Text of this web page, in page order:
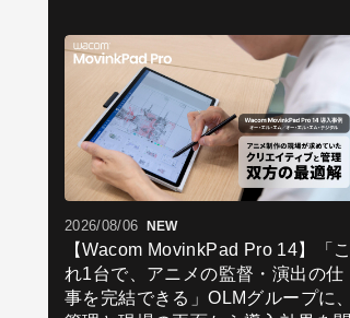
2026/08/06 NEW
【Wacom MovinkPad Pro 14】「こ
れ1台で、アニメの監督・演出の仕
事を完結できる」OLMグループに、